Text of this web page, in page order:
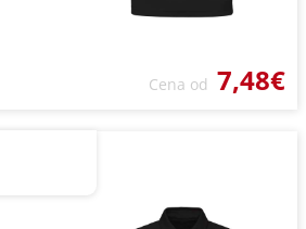
Cena od 7,48€